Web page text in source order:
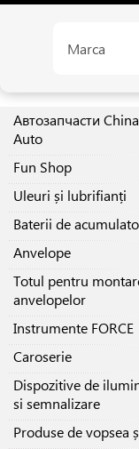
Marca
Автозапчасти China
Auto
Fun Shop
Uleuri și lubrifianți
Baterii de
Anvelope
Totul pentru
anvelopelor
Instrumente FORCE
Caroserie
Dispozitive de
si semnalizare
Produse de vopsea